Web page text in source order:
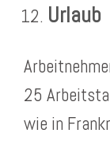
Urlaub
25
wie in